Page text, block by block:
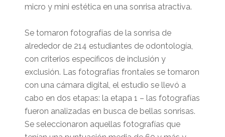
micro y mini estética en una sonrisa atractiva.
Se tomaron fotografías de la sonrisa de
alrededor de 214 estudiantes de odontología,
con criterios específicos de inclusión y
exclusión. Las fotografías frontales se tomaron
con una cámara digital, el estudio se llevó a
cabo en dos etapas: la etapa 1 – las fotografías
fueron analizadas en busca de bellas sonrisas.
Se seleccionaron aquellas fotografías que